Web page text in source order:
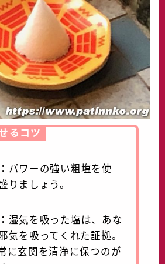
るコツ
パワーの強い粗塩を使
りましょう。
湿気を吸った塩は、あな
気を吸ってくれた証拠。
に玄関を清浄に保つのが